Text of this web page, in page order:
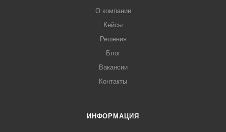
О компании
Кейсы
Решения
Блог
Вакансии
Контакты
ИНФОРМАЦИЯ